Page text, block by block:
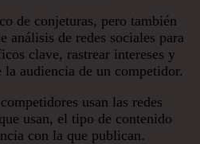
de conjeturas, pero también
análisis de redes sociales para
clave, rastrear intereses y
audiencia de un competidor.
usan las redes
usan, el tipo de contenido
con la que publican.